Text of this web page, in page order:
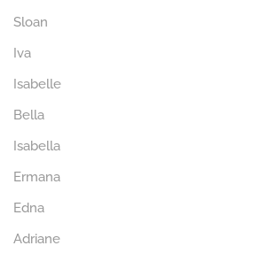
Sloan
Iva
Isabelle
Bella
Isabella
Ermana
Edna
Adriane